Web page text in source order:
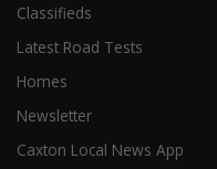
Classifieds
Latest Road Tests
Homes
Newsletter
Caxton Local News App